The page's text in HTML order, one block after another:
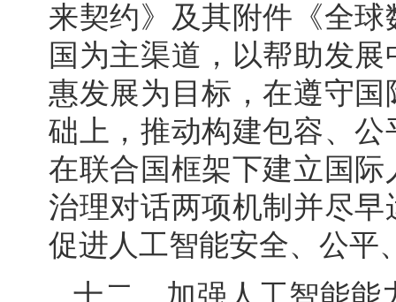
来契约》及其附件《全
国为主渠道，以帮助发
惠发展为目标，在遵守
础上，推动构建包容、
在联合国框架下建立国
治理对话两项机制并尽
促进人工智能安全、公平
十二、加强人工智能能